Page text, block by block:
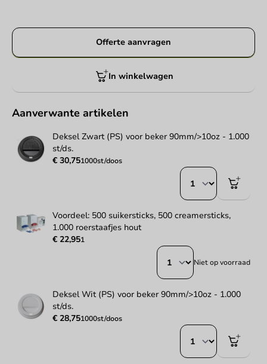
Offerte aanvragen
In winkelwagen
Aanverwante artikelen
Deksel Zwart (PS) voor beker 90mm/>10oz - 1.000
st/ds.
€ 30,751000st/doos
Voordeel: 500 suikersticks, 500 creamersticks,
1.000 roerstaafjes hout
€ 22,951
Niet op voorraad
Deksel Wit (PS) voor beker 90mm/>10oz - 1.000
st/ds.
€ 28,751000st/doos